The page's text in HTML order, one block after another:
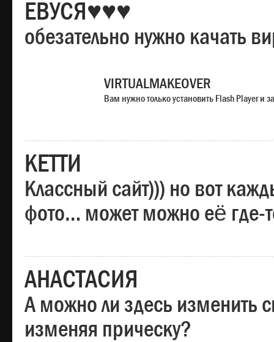
ЕВУСЯ♥♥♥
обезательно нужно качать
VIRTUALMAKEOVER
Вам нужно только установить Flash Player и
КЕТТИ
Классный сайт))) но вот
фото… может можно её где-
АНАСТАСИЯ
А можно ли здесь изменить
изменяя прическу?